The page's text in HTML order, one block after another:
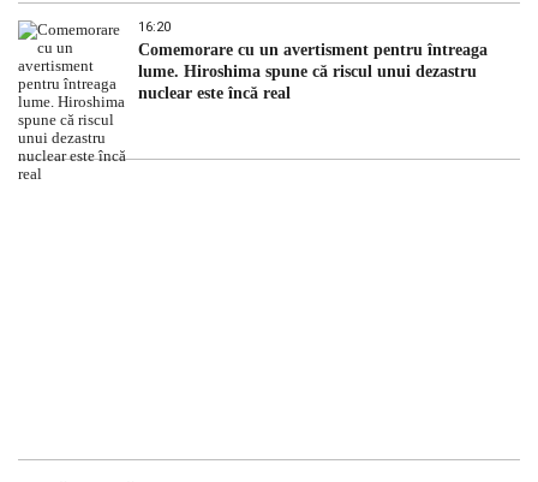
16:20
Comemorare cu un avertisment pentru întreaga
lume. Hiroshima spune că riscul unui dezastru
nuclear este încă real